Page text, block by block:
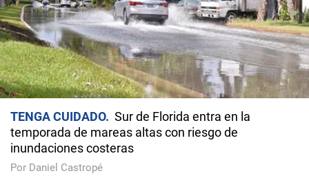
TENGA CUIDADO
Sur de Florida entra en la
temporada de mareas altas con riesgo de
inundaciones costeras
Por Daniel Castropé